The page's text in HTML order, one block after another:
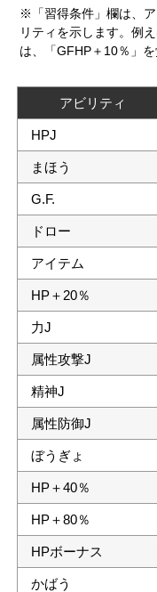
※「習得条件」欄は、
リティを示します。例
は、「GFHP＋10％」
アビリティ
HPJ
まほう
G.F.
ドロー
アイテム
HP＋20％
力J
属性攻撃J
精神J
属性防御J
ぼうぎょ
HP＋40％
HP＋80％
HPボーナス
かばう